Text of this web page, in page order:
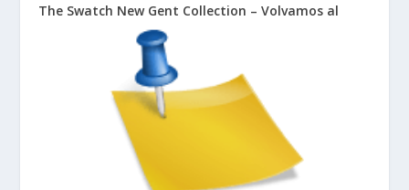
The Swatch New Gent Collection – Volvamos al